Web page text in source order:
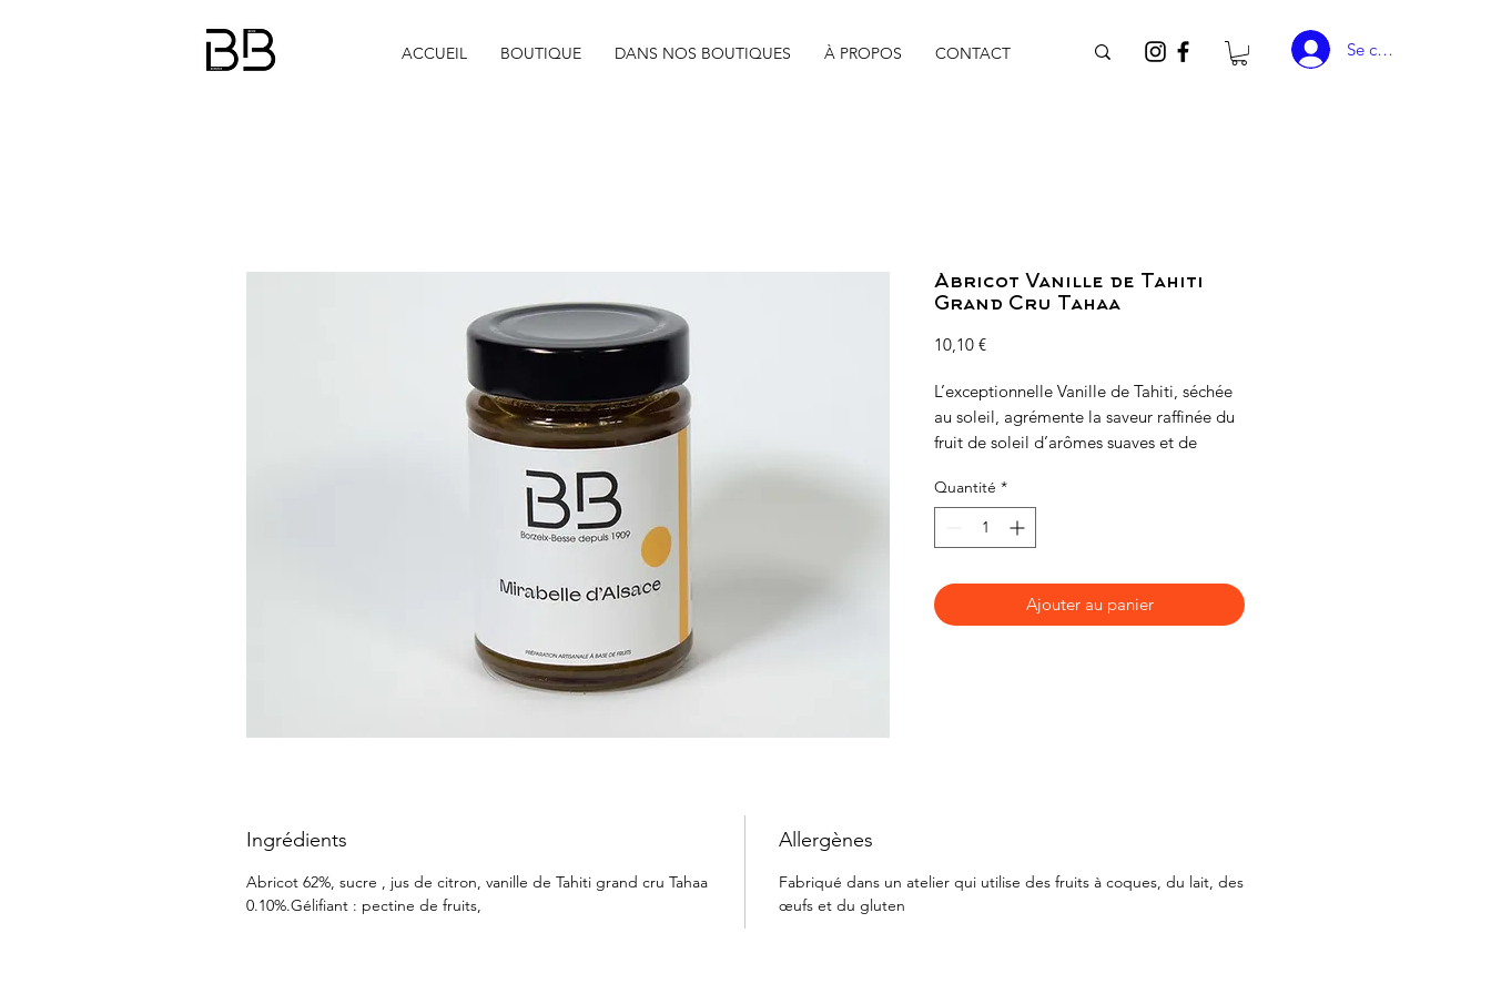
ACCUEIL BOUTIQUE DANS NOS BOUTIQUES À PROPOS CONTACT Se connecter
Abricot Vanille de Tahiti
Grand Cru Tahaa
10,10 €Prix
L’exceptionnelle Vanille de Tahiti, séchée
au soleil, agrémente la saveur raffinée du
fruit de soleil d’arômes suaves et de
merveille!
Quantité *
Ajouter au panier
Ingrédients
Abricot 62%, sucre , jus de citron, vanille de Tahiti grand cru Tahaa
0.10%.Gélifiant : pectine de fruits,
Allergènes
Fabriqué dans un atelier qui utilise des fruits à coques, du lait, des
œufs et du gluten